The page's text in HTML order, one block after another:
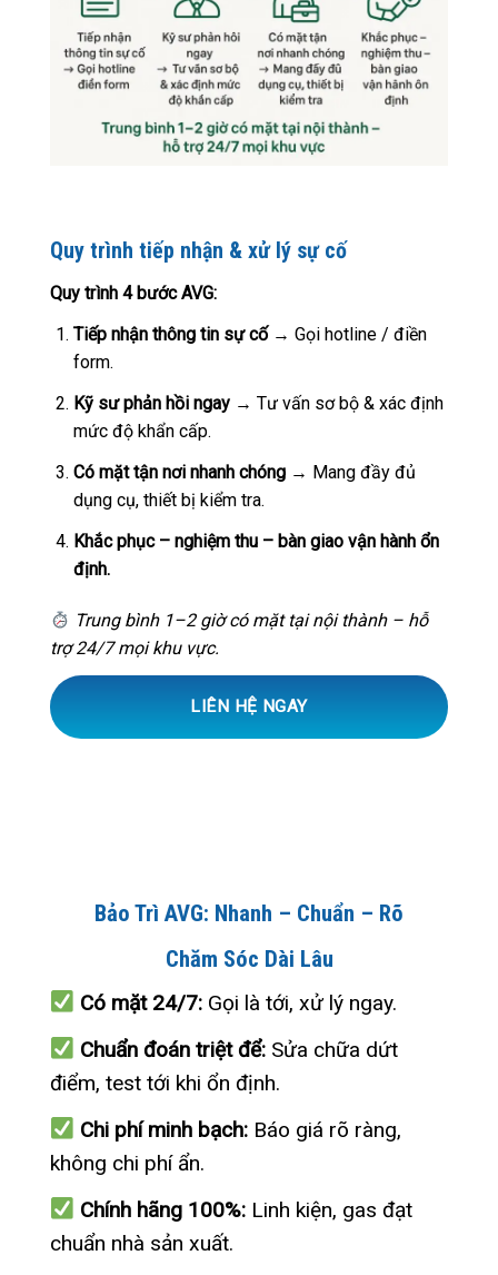
Quy trình tiếp nhận & xử lý sự cố
Quy trình 4 bước AVG:
Tiếp nhận thông tin sự cố→ Gọi hotline / điền
form.
Kỹ sư phản hồi ngay→ Tư vấn sơ bộ & xác định
mức độ khẩn cấp.
Có mặt tận nơi nhanh chóng→ Mang đầy đủ
dụng cụ, thiết bị kiểm tra.
Khắc phục – nghiệm thu – bàn giao vận hành ổn
định.
Trung bình 1–2 giờ có mặt tại nội thành – hỗ
trợ 24/7 mọi khu vực.
LIÊN HỆ NGAY
Bảo Trì AVG: Nhanh – Chuẩn – Rõ
Chăm Sóc Dài Lâu
Có mặt 24/7: Gọi là tới, xử lý ngay.
Chuẩn đoán triệt để: Sửa chữa dứt
điểm, test tới khi ổn định.
Chi phí minh bạch: Báo giá rõ ràng,
không chi phí ẩn.
Chính hãng 100%: Linh kiện, gas đạt
chuẩn nhà sản xuất.